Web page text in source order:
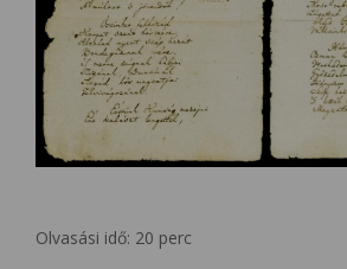
Olvasási idő: 20 perc